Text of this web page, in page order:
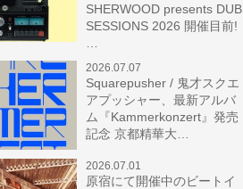
SHERWOOD presents DUB
SESSIONS 2026 開催目前!
2026.07.07
Squarepusher / 鬼才スクエ
アプッシャー、最新アルバ
ム『Kammerkonzert』発売
記念 京都精華大…
2026.07.01
原宿にて開催中のビートイ